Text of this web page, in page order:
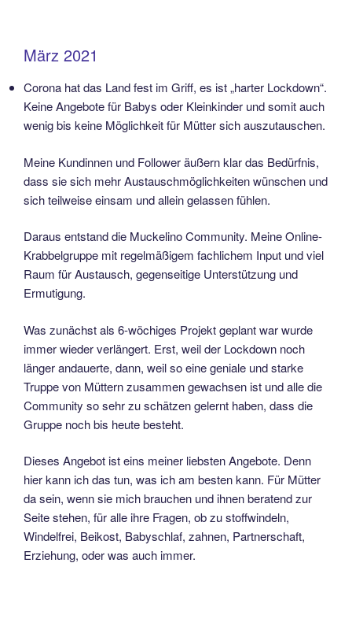
März 2021
Corona hat das Land fest im Griff, es ist „harter Lockdown“.
Keine Angebote für Babys oder Kleinkinder und somit auch
wenig bis keine Möglichkeit für Mütter sich auszutauschen.
Meine Kundinnen und Follower äußern klar das Bedürfnis,
dass sie sich mehr Austauschmöglichkeiten wünschen und
sich teilweise einsam und allein gelassen fühlen.
Daraus entstand die Muckelino Community. Meine Online-
Krabbelgruppe mit regelmäßigem fachlichem Input und viel
Raum für Austausch, gegenseitige Unterstützung und
Ermutigung.
Was zunächst als 6-wöchiges Projekt geplant war wurde
immer wieder verlängert. Erst, weil der Lockdown noch
länger andauerte, dann, weil so eine geniale und starke
Truppe von Müttern zusammen gewachsen ist und alle die
Community so sehr zu schätzen gelernt haben, dass die
Gruppe noch bis heute besteht.
Dieses Angebot ist eins meiner liebsten Angebote. Denn
hier kann ich das tun, was ich am besten kann. Für Mütter
da sein, wenn sie mich brauchen und ihnen beratend zur
Seite stehen, für alle ihre Fragen, ob zu stoffwindeln,
Windelfrei, Beikost, Babyschlaf, zahnen, Partnerschaft,
Erziehung, oder was auch immer.